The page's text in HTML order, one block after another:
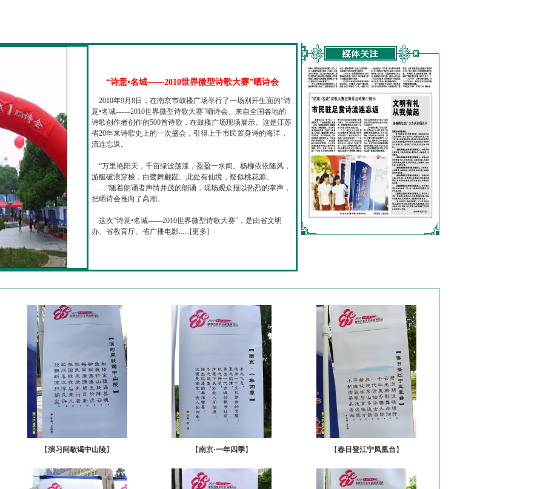
“诗意•名城——2010世界微型诗歌大赛”晒诗会
2010年9月8日，在南京市鼓楼广场举行了一场别开生面的“诗
意•名城——2010世界微型诗歌大赛”晒诗会。来自全国各地的
诗歌创作者创作的500首诗歌，在鼓楼广场现场展示。这是江苏
省20年来诗歌史上的一次盛会，引得上千市民置身诗的海洋，
流连忘返。
“万里艳阳天，千亩绿波荡漾，盈盈一水间。杨柳依依随风，
游艇破浪穿梭，白鹭舞翩跹。此处有仙境，疑似桃花源。
……”随着朗诵者声情并茂的朗诵，现场观众报以热烈的掌声，
把晒诗会推向了高潮。
这次“诗意•名城——2010世界微型诗歌大赛”，是由省文明
办、省教育厅、省广播电影......[更多]
【演习间歇谒中山陵】 【南京·一年四季】 【春日登江宁凤凰台】